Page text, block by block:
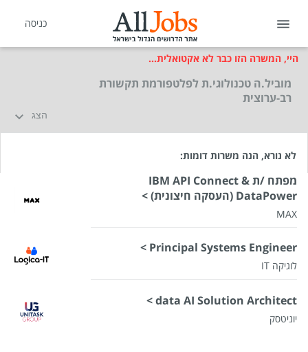
כניסה
היי, המשרה הזו כבר לא אקטואלית...
מוביל.ה טכנולוגי.ת לפלטפורמת תקשורת
רב-ערוצית
הצג
לא נורא, הנה משרות דומות:
מפתח /ת IBM API Connect &
DataPower (העסקה חיצונית) >
MAX
Principal Systems Engineer >
לוגיקה IT
data AI Solution Architect >
יוניטסק